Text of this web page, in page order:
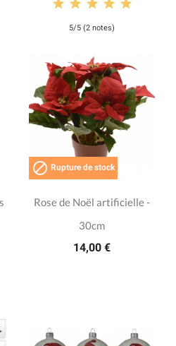
5/5 (2 notes)
 Rupture de stock
Rose de Noël artificielle -
30cm
14,00 €